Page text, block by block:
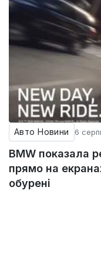
Авто Новини 6
BMW показала
прямо на
обурені